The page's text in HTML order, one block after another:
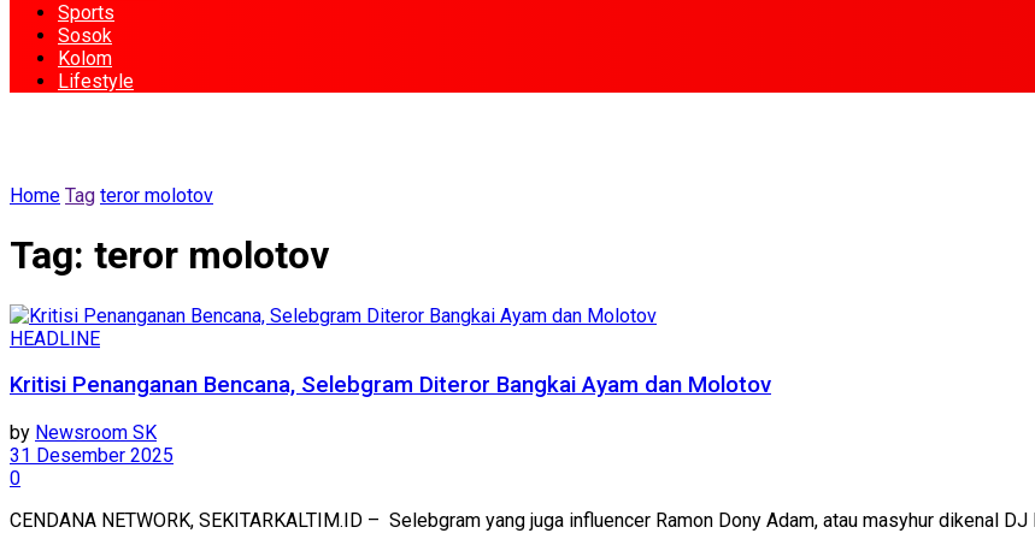
Sports
Sosok
Kolom
Lifestyle
Home Tag teror molotov
Tag: teror molotov
HEADLINE
Kritisi Penanganan Bencana, Selebgram Diteror Bangkai Ayam dan Molotov
by Newsroom SK
31 Desember 2025
0
CENDANA NETWORK, SEKITARKALTIM.ID – Selebgram yang juga influencer Ramon Dony Adam, atau masyhur dikenal